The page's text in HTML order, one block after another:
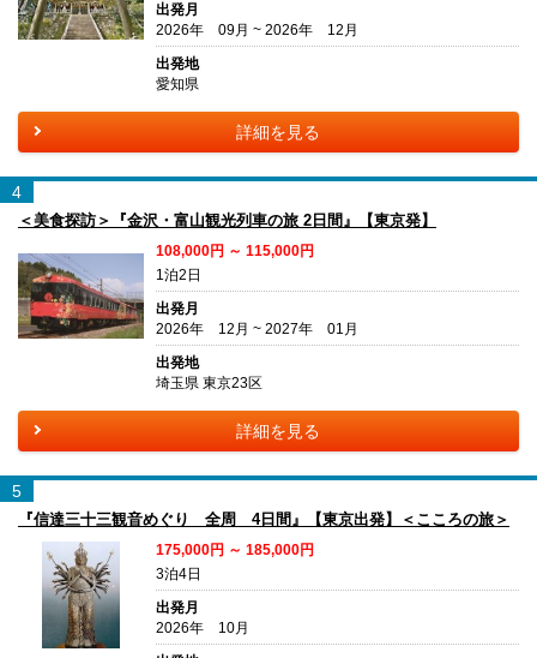
出発月
2026年 09月 ~ 2026年 12月
出発地
愛知県
詳細を見る
4
＜美食探訪＞『金沢・富山観光列車の旅 2日間』【東京発】
108,000円 ～ 115,000円
1泊2日
出発月
2026年 12月 ~ 2027年 01月
出発地
埼玉県 東京23区
詳細を見る
5
『信達三十三観音めぐり 全周 4日間』【東京出発】＜こころの旅＞
175,000円 ～ 185,000円
3泊4日
出発月
2026年 10月